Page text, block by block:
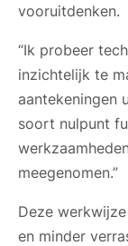
vooruitdenken.
“Ik probeer
inzichtelijk te
aantekeningen
soort nulpunt
meegenomen.”
Deze
en minder